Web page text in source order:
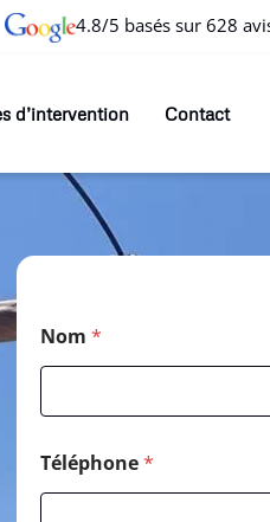
4.8/5 basés sur 628
d’intervention Contact
Nom *
Téléphone*